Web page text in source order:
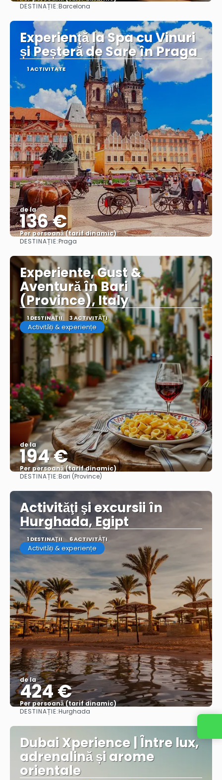
Vezi mai multe
DESTINAȚIE:Barcelona
Experiență la Spa cu Vinuri
și Peșteră de Sare în Praga
1 ACTIVITATE
de la
136 €
Per persoană (tarif dinamic)
DESTINAȚIE:Praga
Experiente, Gust &
Aventură în Bari
(Province), Italy
1 DESTINAŢII 3 ACTIVITĂȚI
Activități & experiențe
de la
194 €
Per persoană (tarif dinamic)
Vezi mai multe
DESTINAȚIE:Bari (Province)
Activităţi şi excursii în
Hurghada, Egipt
1 DESTINAŢII 6 ACTIVITĂȚI
Activități & experiențe
de la
424 €
Per persoană (tarif dinamic)
Vezi mai multe
DESTINAȚIE:Hurghada
Dubai Xperience | Între lux,
adrenalină și arome
orientale